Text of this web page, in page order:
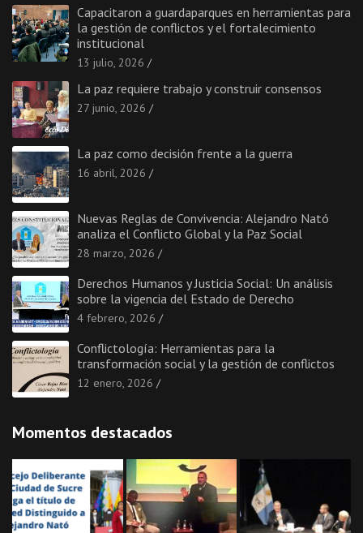
Capacitaron a guardaparques en herramientas para
la gestión de conflictos y el fortalecimiento
institucional
13 julio, 2026
La paz requiere trabajo y construir consensos
27 junio, 2026
La paz como decisión frente a la guerra
16 abril, 2026
Nuevas Reglas de Convivencia: Alejandro Nató
analiza el Conflicto Global y la Paz Social
28 marzo, 2026
Derechos Humanos y Justicia Social: Un análisis
sobre la vigencia del Estado de Derecho
4 febrero, 2026
Conflictología: Herramientas para la
transformación social y la gestión de conflictos
12 enero, 2026
Momentos destacados